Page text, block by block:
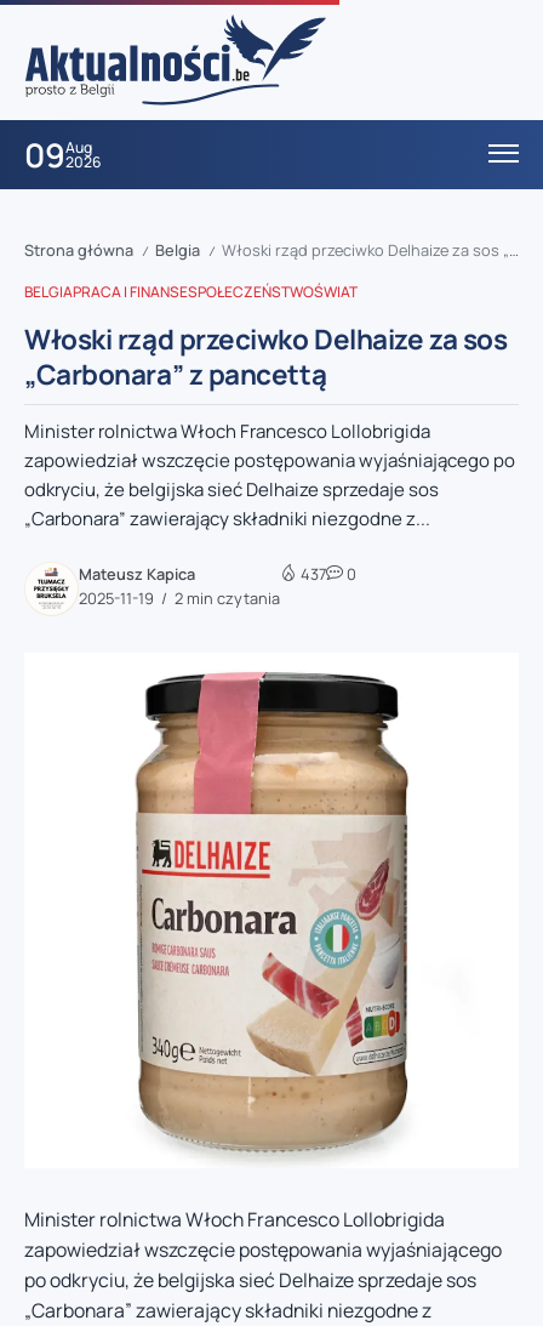
09Aug
2026
Strona główna / Belgia / Włoski rząd przeciwko Delhaize za sos „Carbonara” z pancettą
BELGIAPRACA I FINANSESPOŁECZEŃSTWOŚWIAT
Włoski rząd przeciwko Delhaize za sos
„Carbonara” z pancettą
Minister rolnictwa Włoch Francesco Lollobrigida
zapowiedział wszczęcie postępowania wyjaśniającego po
odkryciu, że belgijska sieć Delhaize sprzedaje sos
„Carbonara” zawierający składniki niezgodne z...
Mateusz Kapica
2025-11-19
2 min czytania
437 0
Minister rolnictwa Włoch Francesco Lollobrigida
zapowiedział wszczęcie postępowania wyjaśniającego
po odkryciu, że belgijska sieć Delhaize sprzedaje sos
„Carbonara” zawierający składniki niezgodne z